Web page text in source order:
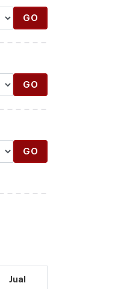
GO
GO
GO
Jual